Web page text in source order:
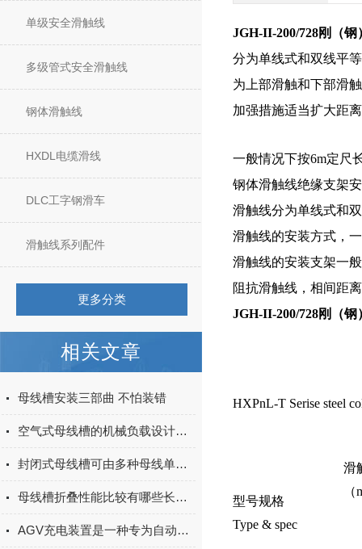
单级安全滑触线
多级管式安全滑触线
钢体滑触线
HXDL电缆滑线
DLC工字钢滑车
滑触线系列配件
更多分类
相关文章
母线槽安装三部曲 不怕装错
空气式母线槽的机械负载设计说明
封闭式母线槽可由多种母线单元组成，它们分别是？
母线槽折叠性能比较有哪些长处？
AGV充电装置是一种专为自动导引车（AGV）提供电能的设备
JGH-II-200/728刚（钢
分为单线式和双线平
为上部滑触和下部滑
加强措施适当扩大距
一般情况下按6m定尺
钢体滑触线绝缘支架
滑触线分为单线式和
滑触线的安装方式，
滑触线的安装支架一
阻抗滑触线，相间距
JGH-II-200/728刚（钢
HXPnL-T Serise steel
型号规格
Type & spec
滑